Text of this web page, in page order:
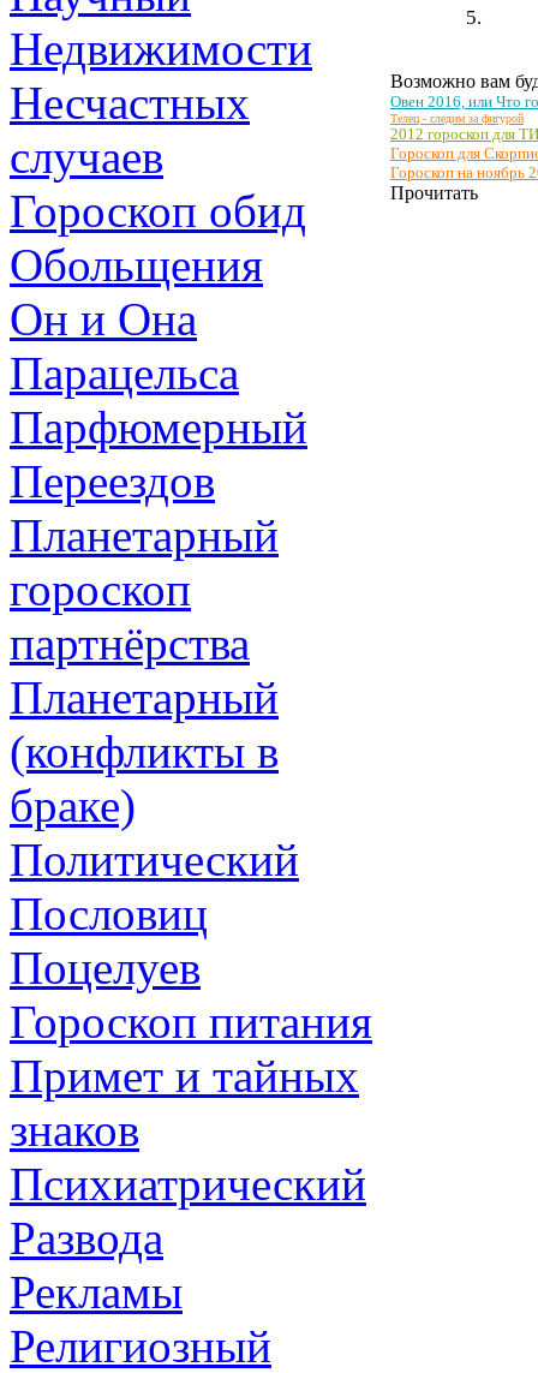
Недвижимости
Несчастных
случаев
Гороскоп обид
Обольщения
Он и Она
Парацельса
Парфюмерный
Переездов
Планетарный
гороскоп
партнёрства
Планетарный
(конфликты в
браке)
Политический
Пословиц
Поцелуев
Гороскоп питания
Примет и тайных
знаков
Психиатрический
Развода
Рекламы
Религиозный
Возможно вам
Овен 2016, или Что
Телец - следим за фигурой
2012 гороскоп для
Гороскоп для
Гороскоп на ноябрь
Прочитать